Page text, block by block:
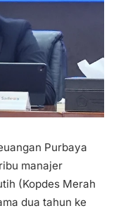
Purbaya
manajer
(Kopdes Merah
dua tahun ke